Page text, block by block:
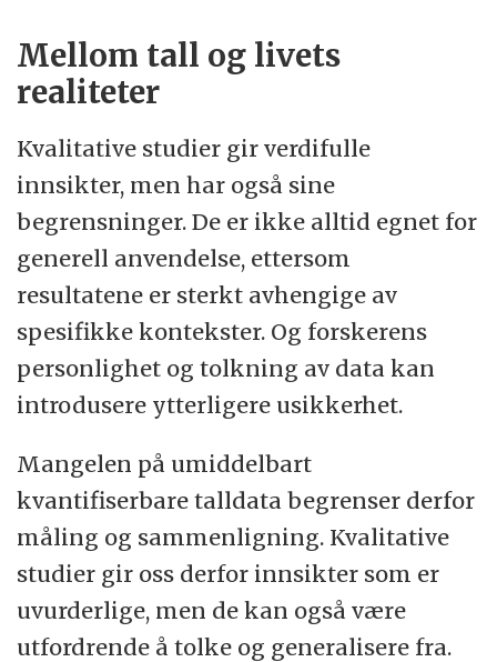
Mellom tall og livets
realiteter
Kvalitative studier gir verdifulle
innsikter, men har også sine
begrensninger. De er ikke alltid egnet for
generell anvendelse, ettersom
resultatene er sterkt avhengige av
spesifikke kontekster. Og forskerens
personlighet og tolkning av data kan
introdusere ytterligere usikkerhet.
Mangelen på umiddelbart
kvantifiserbare talldata begrenser derfor
måling og sammenligning. Kvalitative
studier gir oss derfor innsikter som er
uvurderlige, men de kan også være
utfordrende å tolke og generalisere fra.